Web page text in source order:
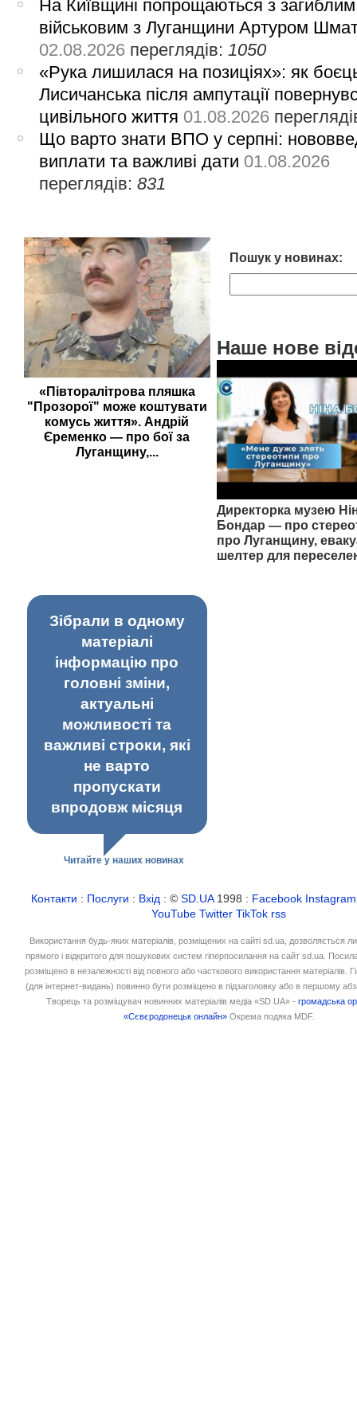
На Київщині попрощаються з загиблим
військовим з Луганщини Артуром
02.08.2026 переглядів:1050
«Рука лишилася на позиціях»: як
Лисичанська після ампутації
цивільного життя 01.08.2026
Що варто знати ВПО у серпні:
виплати та важливі дати 01.08.2026
переглядів:831
«Півторалітрова пляшка
"Прозорої" може коштувати
комусь життя». Андрій
Єременко — про бої за
Луганщину,...
Пошук у новинах:
Наше нове
Директорка музею
Бондар — про
про Луганщину,
шелтер для
Зібрали в одному
матеріалі
інформацію про
головні зміни,
актуальні
можливості та
важливі строки, які
не варто
пропускати
впродовж місяця
Читайте у наших новинах
Контакти : Послуги : Вхід : ©SD.UA1998 : Facebook Instagram
YouTube Twitter TikTok rss
Використання будь-яких матеріалів, розміщених на сайті sd.ua, дозволяється
прямого і відкритого для пошукових систем гіперпосилання на сайт sd.ua.
розміщено в незалежності від повного або часткового використання матеріалів.
(для інтернет-видань) повинно бути розміщено в підзаголовку або в першому
Творець та розміщувач новинних матеріалів медіа «SD.UA» -громадська
«Сєвєродонецьк онлайн» Окрема подяка MDF.